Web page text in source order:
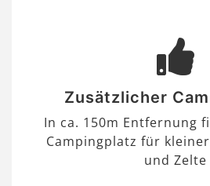
Zusätzlicher
In ca. 150m Entfernung
Campingplatz für
und Zelte